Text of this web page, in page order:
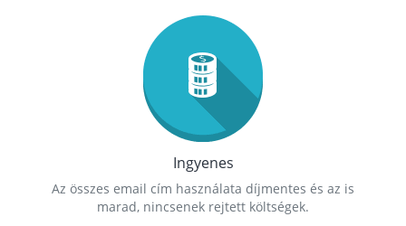
Ingyenes
Az összes email cím használata díjmentes és az is
marad, nincsenek rejtett költségek.